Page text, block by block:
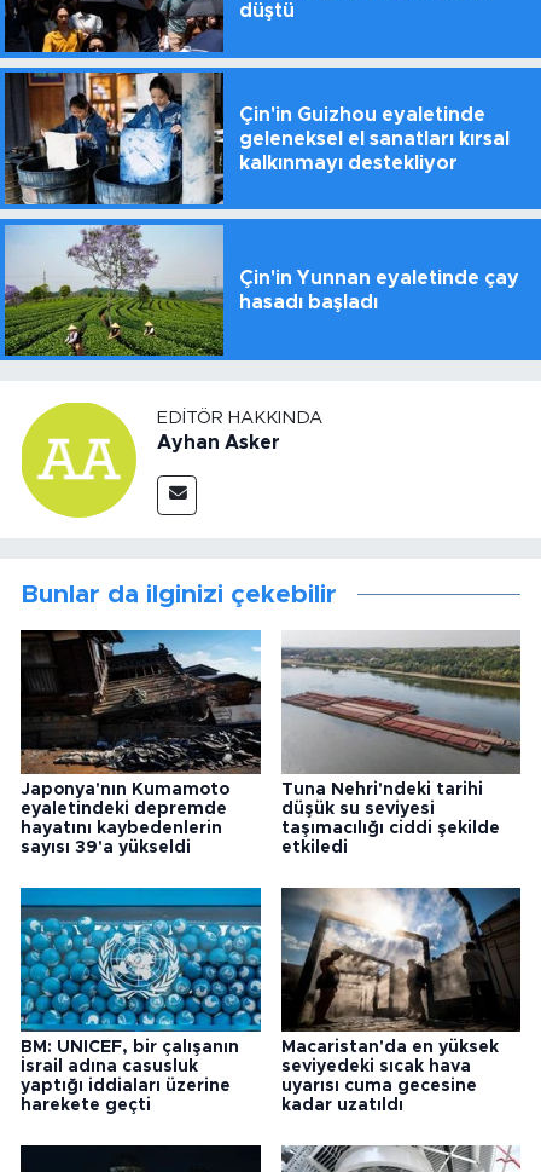
düştü
Çin'in Guizhou eyaletinde
geleneksel el sanatları kırsal
kalkınmayı destekliyor
Çin'in Yunnan eyaletinde çay
hasadı başladı
EDITÖR HAKKINDA
Ayhan Asker
Bunlar da ilginizi çekebilir
Japonya'nın Kumamoto
eyaletindeki depremde
hayatını kaybedenlerin
sayısı 39'a yükseldi
Tuna Nehri'ndeki tarihi
düşük su seviyesi
taşımacılığı ciddi şekilde
etkiledi
BM: UNICEF, bir çalışanın
İsrail adına casusluk
yaptığı iddiaları üzerine
harekete geçti
Macaristan'da en yüksek
seviyedeki sıcak hava
uyarısı cuma gecesine
kadar uzatıldı